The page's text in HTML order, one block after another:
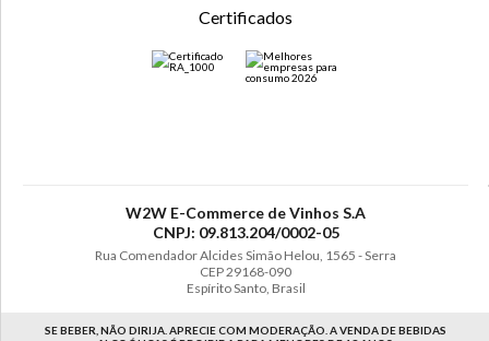
Certificados
W2W E-Commerce de Vinhos S.A
CNPJ: 09.813.204/0002-05
Rua Comendador Alcides Simão Helou, 1565 - Serra
CEP 29168-090
Espírito Santo, Brasil
SE BEBER, NÃO DIRIJA. APRECIE COM MODERAÇÃO. A VENDA DE BEBIDAS